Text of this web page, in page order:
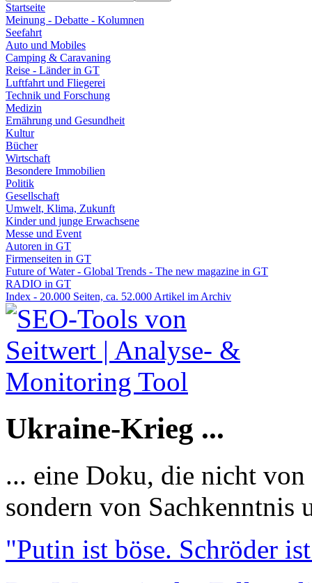
Startseite
Meinung - Debatte - Kolumnen
Seefahrt
Auto und Mobiles
Camping & Caravaning
Reise - Länder in GT
Luftfahrt und Fliegerei
Technik und Forschung
Medizin
Ernährung und Gesundheit
Kultur
Bücher
Wirtschaft
Besondere Immobilien
Politik
Gesellschaft
Umwelt, Klima, Zukunft
Kinder und junge Erwachsene
Messe und Event
Autoren in GT
Firmenseiten in GT
Future of Water - Global Trends - The new magazine in GT
RADIO in GT
Index - 20.000 Seiten, ca. 52.000 Artikel im Archiv
Ukraine-Krieg ...
... eine Doku, die nicht
sondern von Sachkenntnis
"Putin ist böse. Schröder